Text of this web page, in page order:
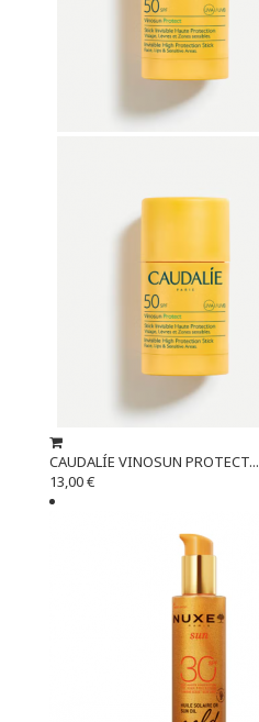
CAUDALÍE VINOSUN PROTECT...
13,00 €